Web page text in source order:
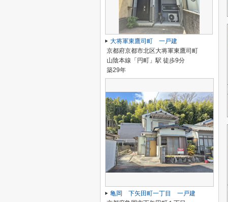
大将軍東鷹司町 一戸建
京都府京都市北区大将軍東鷹司町
山陰本線「円町」駅 徒歩9分
築29年
亀岡 下矢田町一丁目 一戸建